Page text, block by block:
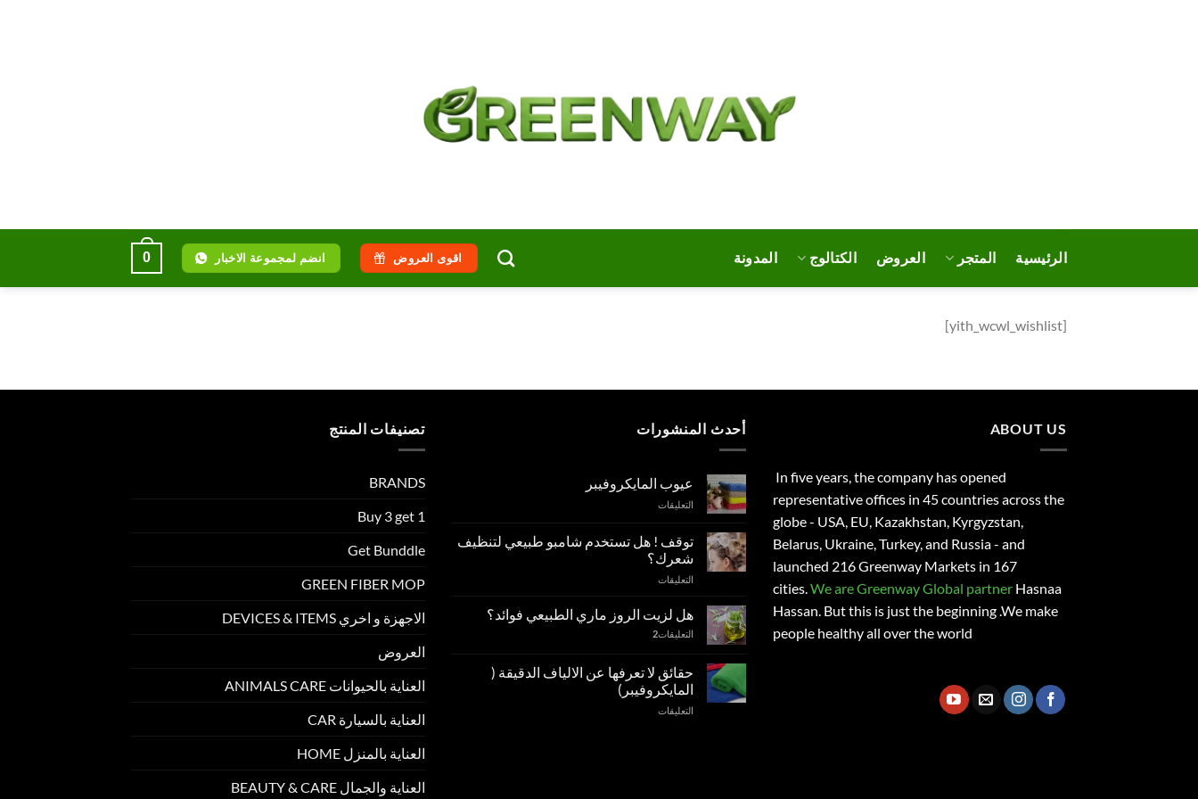
الرئيسية المتجر العروض الكتالوج المدونة اقوى العروض انضم لمجموعة الاخبار 0
[yith_wcwl_wishlist]
ABOUT US
In five years, the company has opened
representative offices in 45 countries across the
globe - USA, EU, Kazakhstan, Kyrgyzstan,
Belarus, Ukraine, Turkey, and Russia - and
launched 216 Greenway Markets in 167
cities.We are Greenway Global partner Hasnaa
Hassan. But this is just the beginning .We make
people healthy all over the world
أحدث المنشورات
عيوب المايكروفيبر
التعليقاتعلى
المايكروفيبر
مغلقة
توقف ! هل تستخدم شامبو طبيعي لتنظيف
شعرك؟
التعليقاتعلى
هل
تستخدم
طبيعي
لتنظيف
شعرك؟
مغلقة
هل لزيت الروز ماري الطبيعي فوائد؟
التعليقات2
حقائق لا تعرفها عن الالياف الدقيقة (
المايكروفيبر)
التعليقاتعلى
تصنيفات المنتج
BRANDS
Buy 3 get 1
Get Bunddle
GREEN FIBER MOP
الاجهزة و اخري DEVICES & ITEMS
العروض
العناية بالحيوانات ANIMALS CARE
العناية بالسيارة CAR
العناية بالمنزل HOME
العناية والجمال BEAUTY & CARE